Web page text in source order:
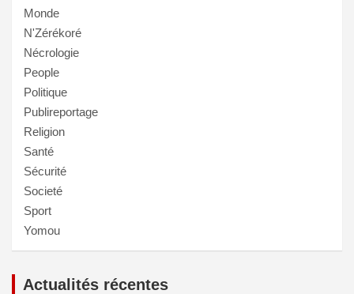
Monde
N'Zérékoré
Nécrologie
People
Politique
Publireportage
Religion
Santé
Sécurité
Societé
Sport
Yomou
Actualités récentes